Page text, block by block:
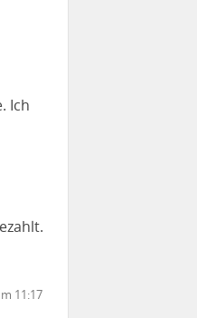
Ich
11:17